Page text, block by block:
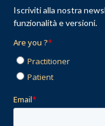
Iscriviti alla nostra
funzionalità e versioni.